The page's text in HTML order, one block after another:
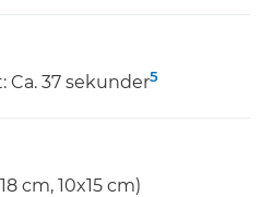
Ca. 37 sekunder5
cm, 10x15 cm)